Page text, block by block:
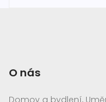
O nás